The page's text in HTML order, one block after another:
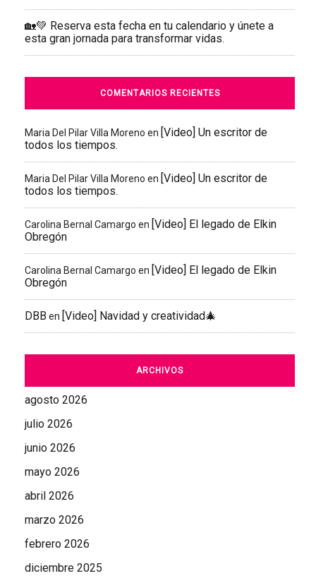
🏡💚 Reserva esta fecha en tu calendario y únete a
esta gran jornada para transformar vidas.
COMENTARIOS RECIENTES
Maria Del Pilar Villa Moreno en [Video] Un escritor de
todos los tiempos.
Maria Del Pilar Villa Moreno en [Video] Un escritor de
todos los tiempos.
Carolina Bernal Camargo en [Video] El legado de Elkin
Obregón
Carolina Bernal Camargo en [Video] El legado de Elkin
Obregón
DBB en [Video] Navidad y creatividad🎄
ARCHIVOS
agosto 2026
julio 2026
junio 2026
mayo 2026
abril 2026
marzo 2026
febrero 2026
diciembre 2025